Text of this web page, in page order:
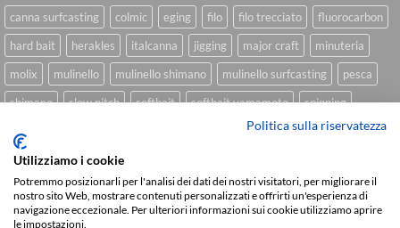
canna surfcasting
colmic eging filo filo trecciato
fluorocarbon
hard bait
herakles italcanna jigging major craft
minuteria
molix
mulinello mulinello shimano mulinello surfcasting
pesca
shimano
slow pitch softbait softbait yamamoto
spinning
spinning inshore
trecciato trolling tubertini
Sviluppato daWe Blink Design
Politica sulla riservatezza
Utilizziamo i cookie
Potremmo posizionarli per l'analisi dei dati dei nostri visitatori, per migliorare il
nostro sito Web, mostrare contenuti personalizzati e offrirti un'esperienza di
navigazione eccezionale. Per ulteriori informazioni sui cookie utilizziamo aprire
le impostazioni.